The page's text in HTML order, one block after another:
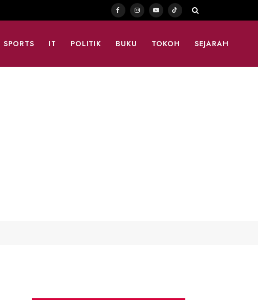
FacebookInstagramYouTubeTikTok
SPORTS IT POLITIK BUKU TOKOH SEJARAH